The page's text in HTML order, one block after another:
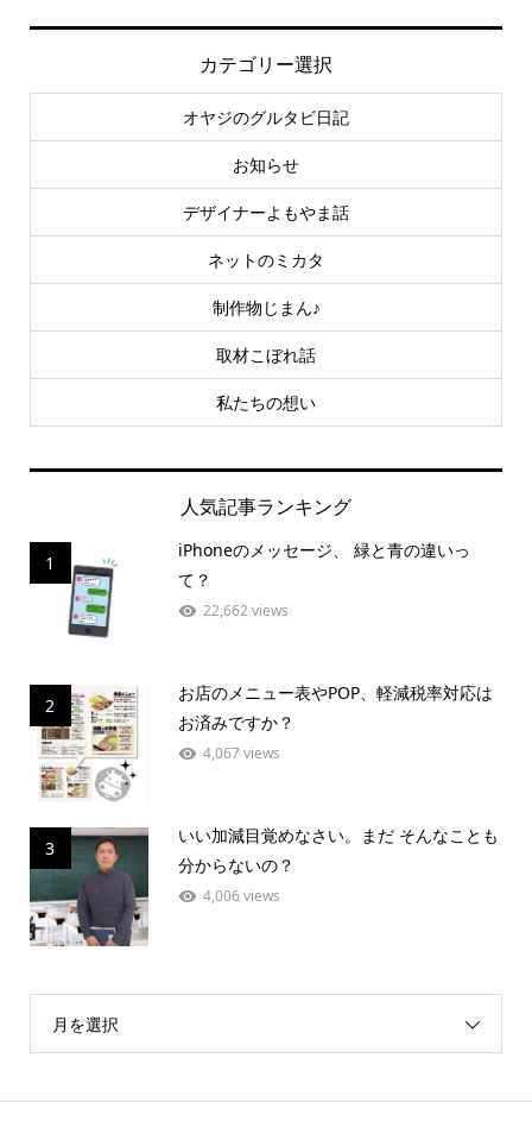
カテゴリー選択
オヤジのグルタビ日記
お知らせ
デザイナーよもやま話
ネットのミカタ
制作物じまん♪
取材こぼれ話
私たちの想い
人気記事ランキング
1
iPhoneのメッセージ、 緑と青の違いっ
て？
22,662 views
2
お店のメニュー表やPOP、軽減税率対応は
お済みですか？
4,067 views
3
いい加減目覚めなさい。まだ そんなことも
分からないの？
4,006 views
月を選択